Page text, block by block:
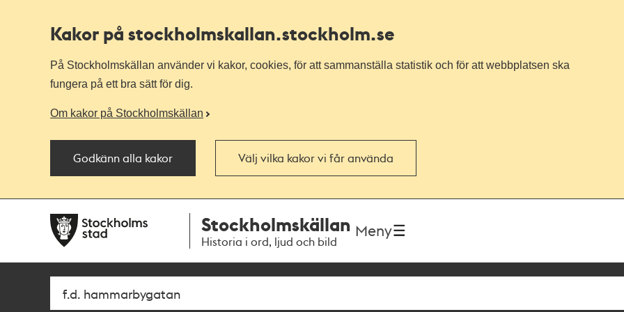
Kakor på stockholmskallan.stockholm.se
På Stockholmskällan använder vi kakor, cookies, för att sammanställa statistik och för att webbplatsen ska
fungera på ett bra sätt för dig.
Om kakor på Stockholmskällan
Godkänn alla kakor Välj vilka kakor vi får använda
navigationen
huvudinnehållet
Stockholmskällan
Historia i ord, ljud och bild
Meny
Sök